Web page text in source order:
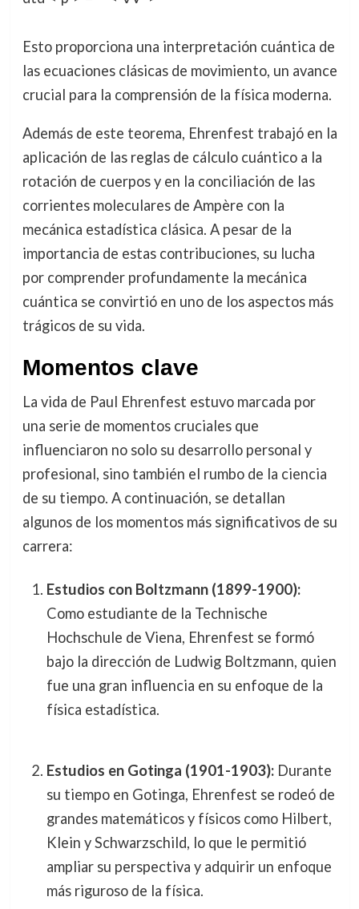
Esto proporciona una interpretación cuántica de
las ecuaciones clásicas de movimiento, un avance
crucial para la comprensión de la física moderna.
Además de este teorema, Ehrenfest trabajó en la
aplicación de las reglas de cálculo cuántico a la
rotación de cuerpos y en la conciliación de las
corrientes moleculares de Ampère con la
mecánica estadística clásica. A pesar de la
importancia de estas contribuciones, su lucha
por comprender profundamente la mecánica
cuántica se convirtió en uno de los aspectos más
trágicos de su vida.
Momentos clave
La vida de Paul Ehrenfest estuvo marcada por
una serie de momentos cruciales que
influenciaron no solo su desarrollo personal y
profesional, sino también el rumbo de la ciencia
de su tiempo. A continuación, se detallan
algunos de los momentos más significativos de su
carrera:
Estudios con Boltzmann (1899-1900):
Como estudiante de la Technische
Hochschule de Viena, Ehrenfest se formó
bajo la dirección de Ludwig Boltzmann, quien
fue una gran influencia en su enfoque de la
física estadística.
Estudios en Gotinga (1901-1903):Durante
su tiempo en Gotinga, Ehrenfest se rodeó de
grandes matemáticos y físicos como Hilbert,
Klein y Schwarzschild, lo que le permitió
ampliar su perspectiva y adquirir un enfoque
más riguroso de la física.